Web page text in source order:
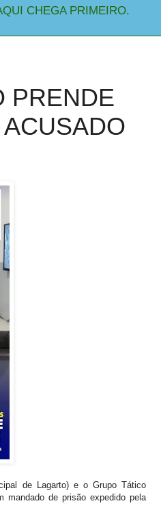
CHEGA PRIMEIRO.
PRENDE
de Lagarto) e o Grupo Tático
mandado de prisão expedido pela